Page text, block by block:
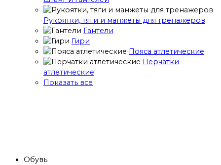
Рукоятки, тяги и манжеты для тренажеров
Гантели
Гири
Пояса атлетические
Перчатки
атлетические
Показать все
Обувь